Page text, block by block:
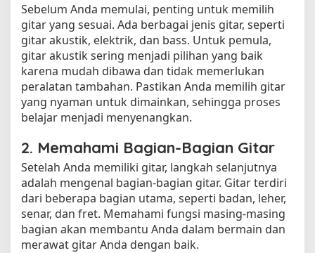
Sebelum Anda memulai, penting untuk memilih
gitar yang sesuai. Ada berbagai jenis gitar, seperti
gitar akustik, elektrik, dan bass. Untuk pemula,
gitar akustik sering menjadi pilihan yang baik
karena mudah dibawa dan tidak memerlukan
peralatan tambahan. Pastikan Anda memilih gitar
yang nyaman untuk dimainkan, sehingga proses
belajar menjadi menyenangkan.
2. Memahami Bagian-Bagian Gitar
Setelah Anda memiliki gitar, langkah selanjutnya
adalah mengenal bagian-bagian gitar. Gitar terdiri
dari beberapa bagian utama, seperti badan, leher,
senar, dan fret. Memahami fungsi masing-masing
bagian akan membantu Anda dalam bermain dan
merawat gitar Anda dengan baik.